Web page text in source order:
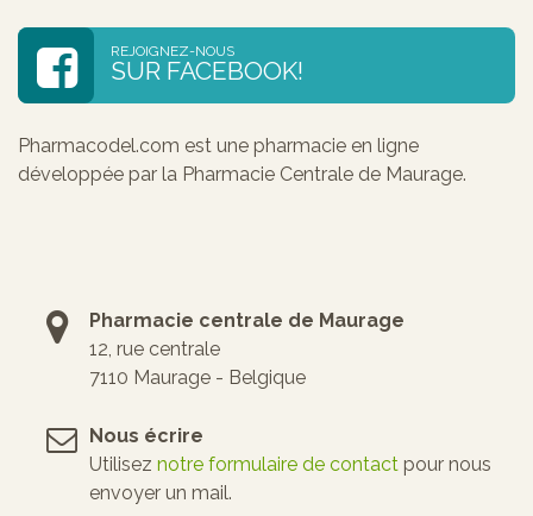
REJOIGNEZ-NOUS
SUR FACEBOOK!
Pharmacodel.com est une pharmacie en ligne
développée par la Pharmacie Centrale de Maurage.
Pharmacie centrale de Maurage
12, rue centrale
7110 Maurage - Belgique
Nous écrire
Utilisez notre formulaire de contact pour nous
envoyer un mail.